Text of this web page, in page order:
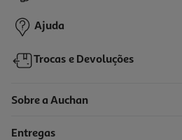
13,99 €
Ajuda
Trocas e Devoluções
Sobre a Auchan
Entregas